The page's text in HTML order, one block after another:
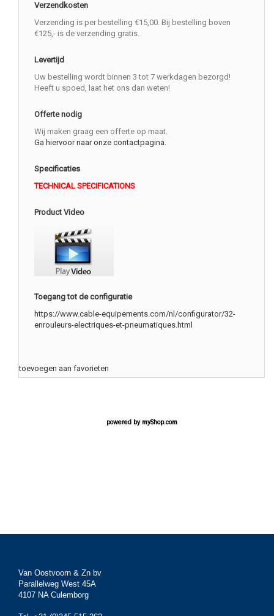
Verzendkosten
Verzending is per bestelling €15,00. Bij bestelling boven
€125,- is de verzending gratis.
Levertijd
Uw bestelling wordt binnen 3 tot 7 werkdagen bezorgd!
Heeft u spoed, laat het ons dan weten!
Offerte nodig
Wij maken graag een offerte op maat.
Ga hiervoor naar onze contactpagina.
Specificaties
TECHNICAL SPECIFICATIONS
Product Video
Toegang tot de configuratie
https://www.cable-equipements.com/nl/configurator/32-
enrouleurs-electriques-et-pneumatiques.html
toevoegen aan favorieten
powered by myShop.com
Van Oostvoorn & Zn bv
Parallelweg West 45A
4107 NA Culemborg